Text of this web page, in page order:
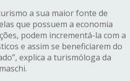
a sua maior fonte de
que possuem a economia
podem incrementá-la com a
e assim se beneficiarem do
explica a turismóloga da